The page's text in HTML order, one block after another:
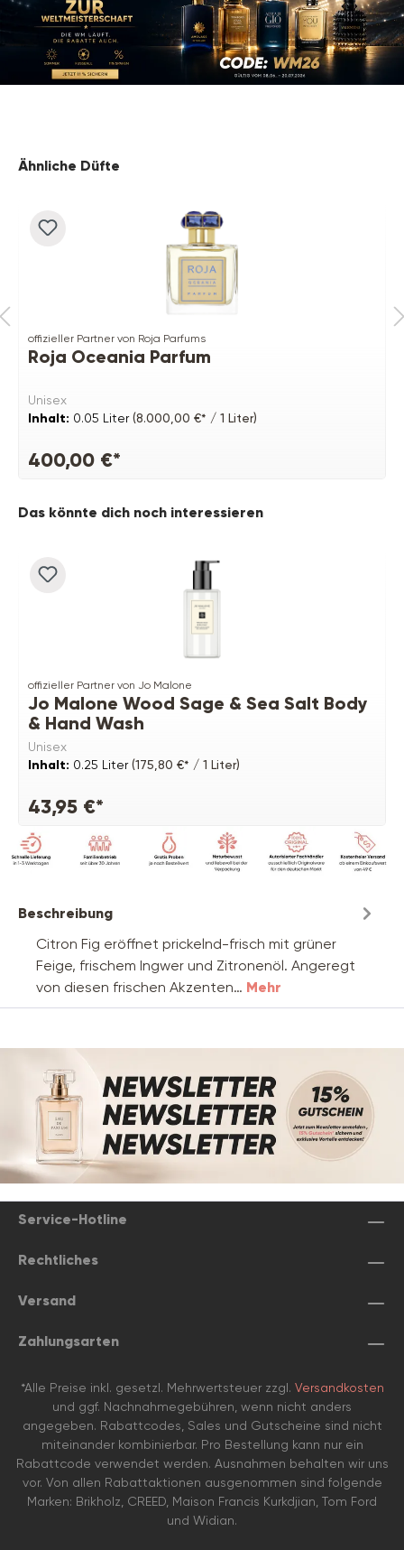
Produktgalerie überspringen
Ähnliche Düfte
offizieller Partner von Roja Parfums
Roja Oceania Parfum
Unisex
Inhalt: 0.05 Liter(8.000,00 €* / 1 Liter)
400,00 €*
Produktgalerie überspringen
Das könnte dich noch interessieren
offizieller Partner von Jo Malone
Jo Malone Wood Sage & Sea Salt Body
& Hand Wash
Unisex
Inhalt: 0.25 Liter(175,80 €* / 1 Liter)
43,95 €*
Beschreibung
Citron Fig eröffnet prickelnd-frisch mit grüner
Feige, frischem Ingwer und Zitronenöl. Angeregt
von diesen frischen Akzenten… Mehr
Service-Hotline
Rechtliches
Versand
Zahlungsarten
*Alle Preise inkl. gesetzl. Mehrwertsteuer zzgl. Versandkosten
und ggf. Nachnahmegebühren, wenn nicht anders
angegeben. Rabattcodes, Sales und Gutscheine sind nicht
miteinander kombinierbar. Pro Bestellung kann nur ein
Rabattcode verwendet werden. Ausnahmen behalten wir uns
vor. Von allen Rabattaktionen ausgenommen sind folgende
Marken: Brikholz, CREED, Maison Francis Kurkdjian, Tom Ford
und Widian.